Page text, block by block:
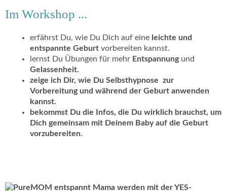
Im Workshop ...
erfährst Du, wie Du Dich auf eine leichte und
entspannte Geburt vorbereiten kannst.
lernst Du Übungen für mehr Entspannungund
Gelassenheit.
zeige ich Dir, wie DuSelbsthypnose zur
Vorbereitung und während der Geburt anwenden
kannst.
bekommst Du die Infos, die Du wirklich brauchst, um
Dich gemeinsam mit Deinem Baby auf die Geburt
vorzubereiten.